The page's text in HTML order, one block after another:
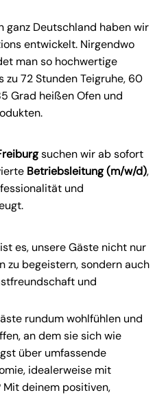
ganz Deutschland haben wir
entwickelt. Nirgendwo
man so hochwertige
zu 72 Stunden Teigruhe, 60
Grad heißen Ofen und
suchen wir ab sofort
Betriebsleitung (m/w/d),
und
es, unsere Gäste nicht nur
zu begeistern, sondern auch
und
rundum wohlfühlen und
an dem sie sich wie
über umfassende
idealerweise mit
deinem positiven,